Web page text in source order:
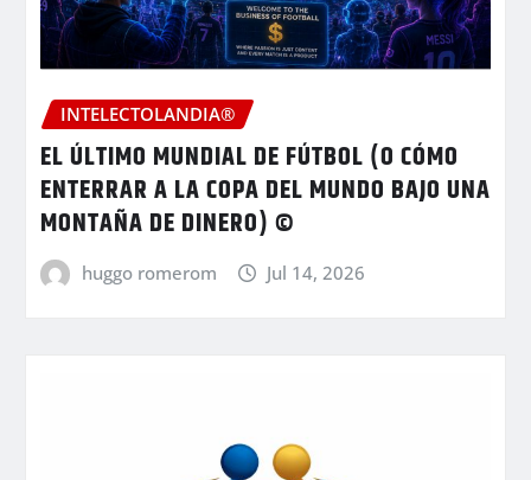
INTELECTOLANDIA®
EL ÚLTIMO MUNDIAL DE FÚTBOL (O CÓMO
ENTERRAR A LA COPA DEL MUNDO BAJO UNA
MONTAÑA DE DINERO) ©
huggo romerom Jul 14, 2026